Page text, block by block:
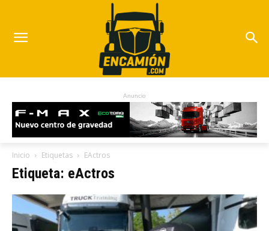
Anuncio
Inicio Etiquetas EActros
Etiqueta: eActros